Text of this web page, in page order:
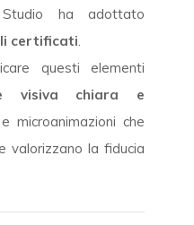
Studio ha adottato
certificati
questi elementi
visiva chiara e
microanimazioni che
valorizzano la fiducia